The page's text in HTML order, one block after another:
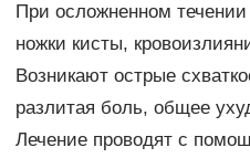
При осложненном
ножки кисты,
Возникают острые
разлитая боль, общее
Лечение проводят с